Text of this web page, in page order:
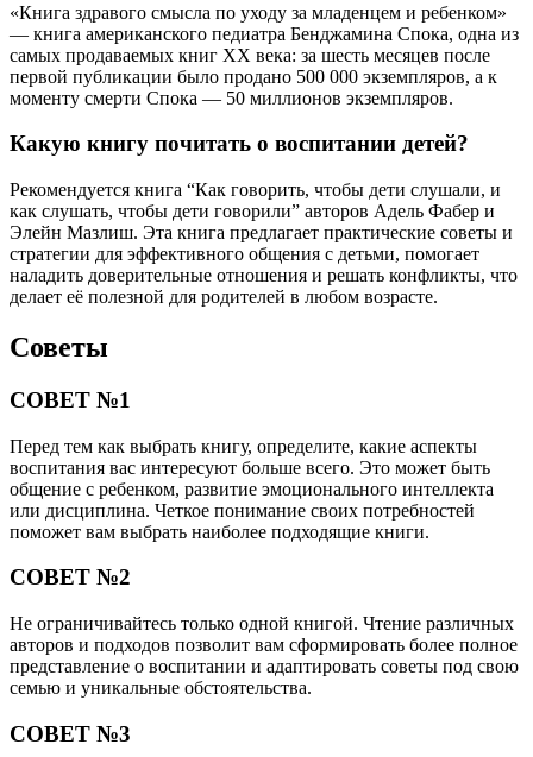
«Книга здравого смысла по уходу за младенцем и ребенком»
— книга американского педиатра Бенджамина Спока, одна из
самых продаваемых книг XX века: за шесть месяцев после
первой публикации было продано 500 000 экземпляров, а к
моменту смерти Спока — 50 миллионов экземпляров.
Какую книгу почитать о воспитании детей?
Рекомендуется книга “Как говорить, чтобы дети слушали, и
как слушать, чтобы дети говорили” авторов Адель Фабер и
Элейн Мазлиш. Эта книга предлагает практические советы и
стратегии для эффективного общения с детьми, помогает
наладить доверительные отношения и решать конфликты, что
делает её полезной для родителей в любом возрасте.
Советы
СОВЕТ №1
Перед тем как выбрать книгу, определите, какие аспекты
воспитания вас интересуют больше всего. Это может быть
общение с ребенком, развитие эмоционального интеллекта
или дисциплина. Четкое понимание своих потребностей
поможет вам выбрать наиболее подходящие книги.
СОВЕТ №2
Не ограничивайтесь только одной книгой. Чтение различных
авторов и подходов позволит вам сформировать более полное
представление о воспитании и адаптировать советы под свою
семью и уникальные обстоятельства.
СОВЕТ №3